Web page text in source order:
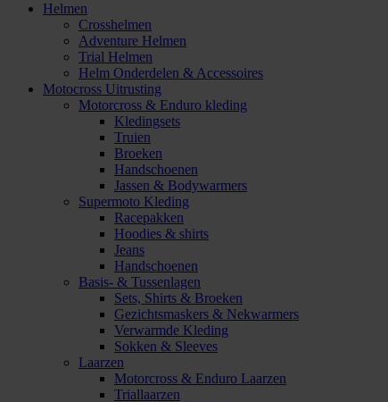
Helmen
Crosshelmen
Adventure Helmen
Trial Helmen
Helm Onderdelen & Accessoires
Motocross Uitrusting
Motorcross & Enduro kleding
Kledingsets
Truien
Broeken
Handschoenen
Jassen & Bodywarmers
Supermoto Kleding
Racepakken
Hoodies & shirts
Jeans
Handschoenen
Basis- & Tussenlagen
Sets, Shirts & Broeken
Gezichtsmaskers & Nekwarmers
Verwarmde Kleding
Sokken & Sleeves
Laarzen
Motorcross & Enduro Laarzen
Triallaarzen